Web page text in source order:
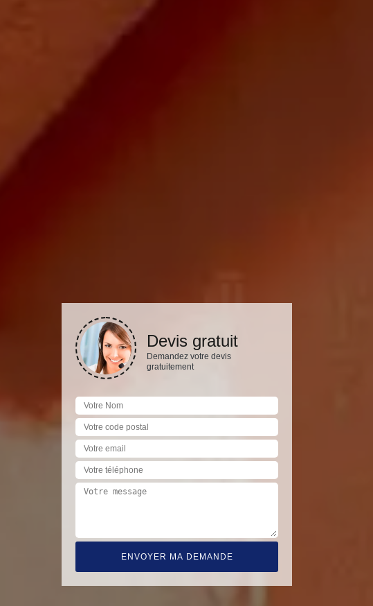
Devis gratuit
Demandez votre devis
gratuitement